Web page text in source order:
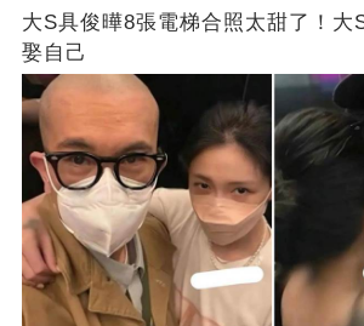
大S具俊曄8張電梯合照太甜了！大
娶自己